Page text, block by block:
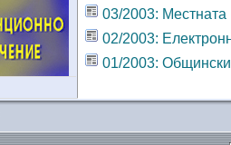
03/2003: Местната
02/2003:
01/2003: